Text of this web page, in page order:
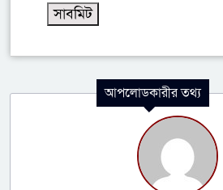
আপলোডকারীর তথ্য